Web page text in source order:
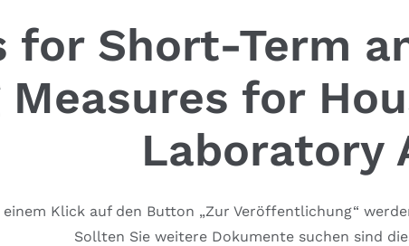
for Short-Term
Measures for
Laboratory
einem Klick auf den Button „Zur Veröffentlichung“
Sollten Sie weitere Dokumente suchen sind